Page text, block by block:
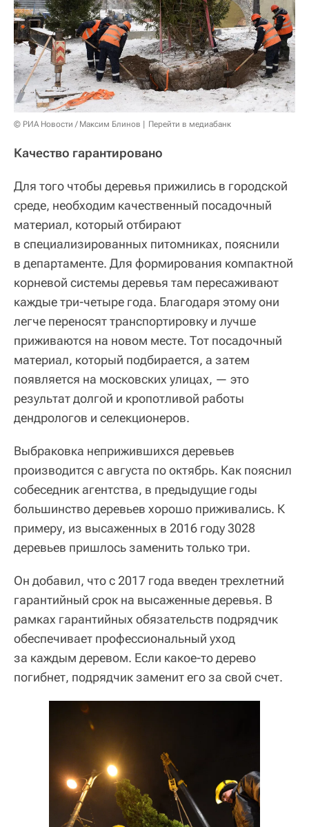
© РИА Новости / Максим Блинов Перейти в медиабанк
Качество гарантировано
Для того чтобы деревья прижились в городской
среде, необходим качественный посадочный
материал, который отбирают
в специализированных питомниках, пояснили
в департаменте. Для формирования компактной
корневой системы деревья там пересаживают
каждые три-четыре года. Благодаря этому они
легче переносят транспортировку и лучше
приживаются на новом месте. Тот посадочный
материал, который подбирается, а затем
появляется на московских улицах, — это
результат долгой и кропотливой работы
дендрологов и селекционеров.
Выбраковка неприжившихся деревьев
производится с августа по октябрь. Как пояснил
собеседник агентства, в предыдущие годы
большинство деревьев хорошо приживались. К
примеру, из высаженных в 2016 году 3028
деревьев пришлось заменить только три.
Он добавил, что с 2017 года введен трехлетний
гарантийный срок на высаженные деревья. В
рамках гарантийных обязательств подрядчик
обеспечивает профессиональный уход
за каждым деревом. Если какое-то дерево
погибнет, подрядчик заменит его за свой счет.